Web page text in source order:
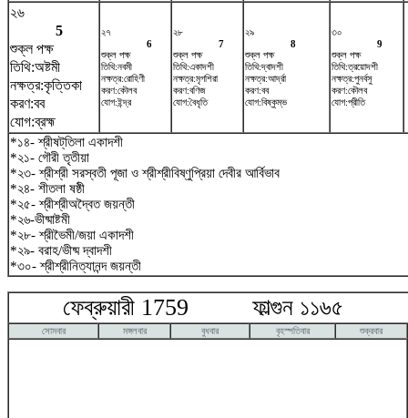
২৬
5
শুক্ল পক্ষ
তিথি:অষ্টমী
নক্ষত্র:কৃত্তিকা
করণ:বব
যোগ:ব্রহ্ম
২৭
6
শুক্ল পক্ষ
তিথি:নবমী
নক্ষত্র:রোহিণী
করণ:কৌলব
যোগ:ইন্দ্র
২৮
7
শুক্ল পক্ষ
তিথি:একাদশী
নক্ষত্র:মৃগশিরা
করণ:বণিজ
যোগ:বৈধৃতি
২৯
8
শুক্ল পক্ষ
তিথি:দ্বাদশী
নক্ষত্র:আর্দ্রা
করণ:বব
যোগ:বিষ্কুম্ভ
৩০
9
শুক্ল পক্ষ
তিথি:ত্রয়োদশী
নক্ষত্র:পুনর্বসু
করণ:কৌলব
যোগ:প্রীতি
*১৪- শ্রীষট্‌তিলা একাদশী
*২১- গৌরী তৃতীয়া
*২৩- শ্রীশ্রী সরস্বতী পূজা ও শ্রীশ্রীবিষ্ণুপ্রিয়া দেবীর আর্বিভাব
*২৪- শীতলা ষষ্ঠী
*২৫- শ্রীশ্রীঅদ্বৈত জয়ন্তী
*২৬-ভীষ্মাষ্টমী
*২৮- শ্রীভৈমী/জয়া একাদশী
*২৯- বরাহ/ভীষ্ম দ্বাদশী
*৩০- শ্রীশ্রীনিত্যানন্দ জয়ন্তী
ফেব্রুয়ারী 1759 ফাল্গুন ১১৬৫
সোমবার মঙ্গলবার বুধবার বৃহস্পতিবার শুক্রবার